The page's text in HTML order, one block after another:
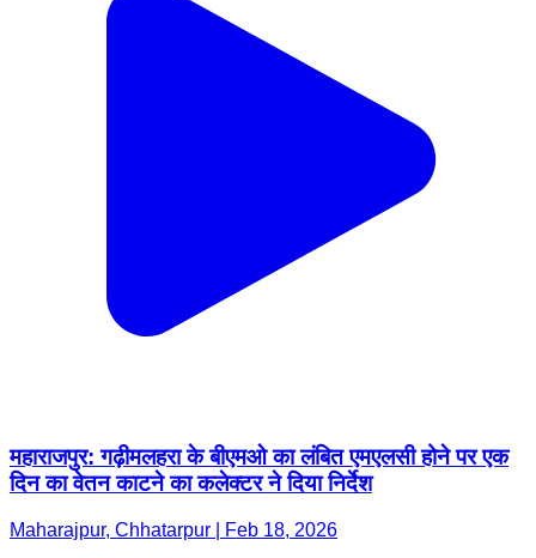
महाराजपुर: गढ़ीमलहरा के बीएमओ का लंबित एमएलसी होने पर एक
दिन का वेतन काटने का कलेक्टर ने दिया निर्देश
Maharajpur, Chhatarpur | Feb 18, 2026